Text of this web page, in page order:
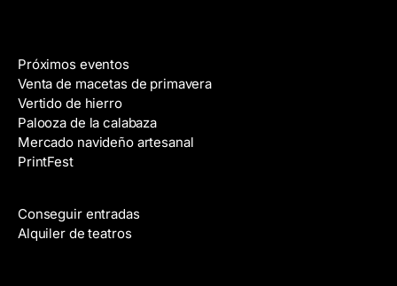
e
l
e
c
t
r
c
Próximos eventos
Venta de macetas de primavera
Vertido de hierro
Palooza de la calabaza
Mercado navideño artesanal
PrintFest
Conseguir entradas
Alquiler de teatros